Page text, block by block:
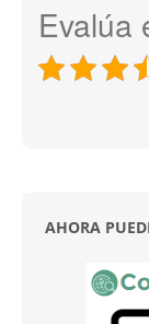
Evalúa
AHORA